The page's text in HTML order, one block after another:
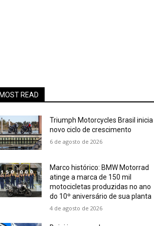
MOST READ
Triumph Motorcycles Brasil inicia
novo ciclo de crescimento
6 de agosto de 2026
Marco histórico: BMW Motorrad
atinge a marca de 150 mil
motocicletas produzidas no ano
do 10º aniversário de sua planta
4 de agosto de 2026